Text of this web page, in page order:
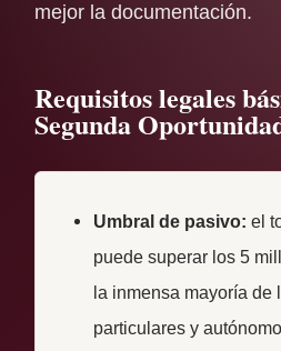
mejor la documentación.
Requisitos legales
Segunda
Umbral de pasivo: el
puede superar los 5
la inmensa mayoría de
particulares y